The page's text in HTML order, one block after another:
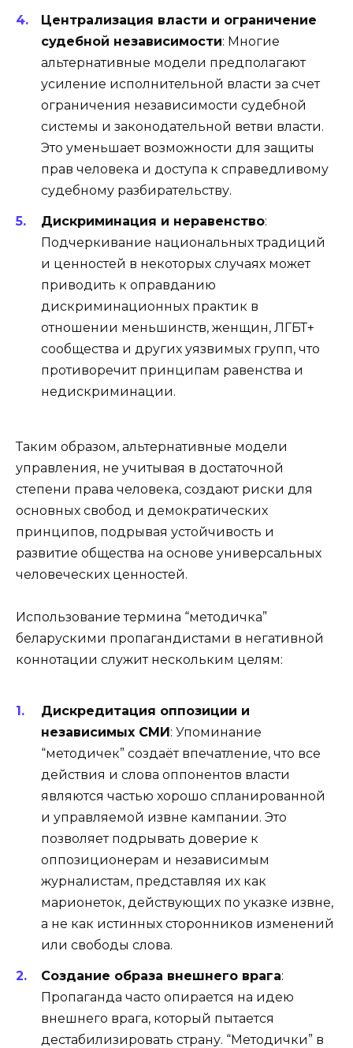
Централизация власти и ограничение
судебной независимости: Многие
альтернативные модели предполагают
усиление исполнительной власти за счет
ограничения независимости судебной
системы и законодательной ветви власти.
Это уменьшает возможности для защиты
прав человека и доступа к справедливому
судебному разбирательству.
Дискриминация и неравенство:
Подчеркивание национальных традиций
и ценностей в некоторых случаях может
приводить к оправданию
дискриминационных практик в
отношении меньшинств, женщин, ЛГБТ+
сообщества и других уязвимых групп, что
противоречит принципам равенства и
недискриминации.
Таким образом, альтернативные модели
управления, не учитывая в достаточной
степени права человека, создают риски для
основных свобод и демократических
принципов, подрывая устойчивость и
развитие общества на основе универсальных
человеческих ценностей.
Использование термина “методичка”
беларускими пропагандистами в негативной
коннотации служит нескольким целям:
Дискредитация оппозиции и
независимых СМИ : Упоминание
“методичек” создаёт впечатление, что все
действия и слова оппонентов власти
являются частью хорошо спланированной
и управляемой извне кампании. Это
позволяет подрывать доверие к
оппозиционерам и независимым
журналистам, представляя их как
марионеток, действующих по указке извне,
а не как истинных сторонников изменений
или свободы слова.
Создание образа внешнего врага:
Пропаганда часто опирается на идею
внешнего врага, который пытается
дестабилизировать страну. “Методички” в